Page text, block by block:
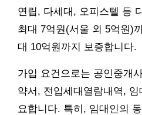
연립, 다세대, 오피스텔 등
최대 7억원(서울 외 5억원)
대 10억원까지 보증합니다.
가입 요건으로는 공인중개
약서, 전입세대열람내역,
요합니다. 특히, 임대인의